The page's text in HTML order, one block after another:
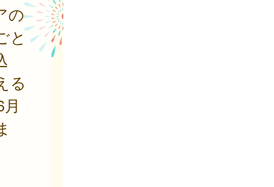
の
と
る